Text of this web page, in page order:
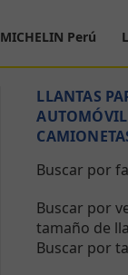
MICHELIN Perú
LLANTAS
Buscar por
Buscar por
tamaño de
Buscar por